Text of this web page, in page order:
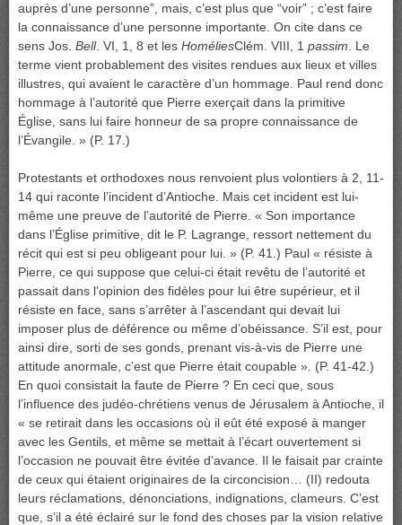
auprès d’une personne”, mais, c’est plus que “voir” ; c’est faire
la connaissance d’une personne importante. On cite dans ce
sens Jos. Bell. VI, 1, 8 et les HoméliesClém. VIII, 1 passim . Le
terme vient probablement des visites rendues aux lieux et villes
illustres, qui avaient le caractère d’un hommage. Paul rend donc
hommage à l’autorité que Pierre exerçait dans la primitive
Église, sans lui faire honneur de sa propre connaissance de
l’Évangile. » (P. 17.)
Protestants et orthodoxes nous renvoient plus volontiers à 2, 11-
14 qui raconte l’incident d’Antioche. Mais cet incident est lui-
même une preuve de l’autorité de Pierre. « Son importance
dans l’Église primitive, dit le P. Lagrange, ressort nettement du
récit qui est si peu obligeant pour lui. » (P. 41.) Paul « résiste à
Pierre, ce qui suppose que celui-ci était revêtu de l’autorité et
passait dans l’opinion des fidèles pour lui être supérieur, et il
résiste en face, sans s’arrêter à l’ascendant qui devait lui
imposer plus de déférence ou même d’obéissance. S’il est, pour
ainsi dire, sorti de ses gonds, prenant vis-à-vis de Pierre une
attitude anormale, c’est que Pierre était coupable ». (P. 41-42.)
En quoi consistait la faute de Pierre ? En ceci que, sous
l’influence des judéo-chrétiens venus de Jérusalem à Antioche, il
« se retirait dans les occasions où il eût été exposé à manger
avec les Gentils, et même se mettait à l’écart ouvertement si
l’occasion ne pouvait être évitée d’avance. Il le faisait par crainte
de ceux qui étaient originaires de la circoncision… (II) redouta
leurs réclamations, dénonciations, indignations, clameurs. C’est
que, s’il a été éclairé sur le fond des choses par la vision relative